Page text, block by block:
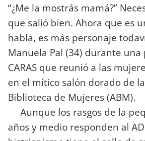
“¿Me la mostrás mamá?”
que salió bien. Ahora que es
habla, es más personaje
Manuela Pal (34) durante una
CARAS que reunió a las
en el mítico salón dorado de
Biblioteca de Mujeres (ABM).
Aunque los rasgos de la
años y medio responden al